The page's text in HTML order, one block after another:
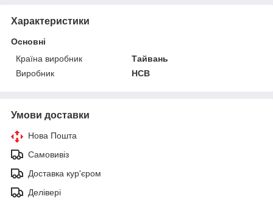
Характеристики
Основні
Країна виробник
Тайвань
Виробник
HCB
Умови доставки
Нова Пошта
Самовивіз
Доставка кур'єром
Делівері